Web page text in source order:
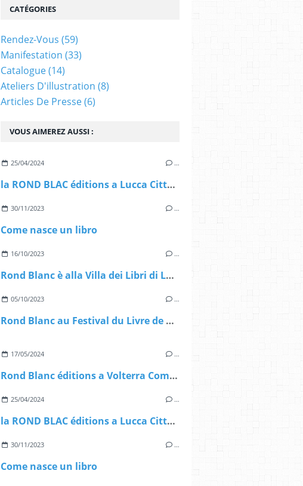
VOUS AIMEREZ AUSSI :
25/04/2024 …
la ROND BLAC éditions a Lucca Città della Carta
30/11/2023 …
Come nasce un libro
16/10/2023 …
Rond Blanc è alla Villa dei Libri di Lucca
05/10/2023 …
Rond Blanc au Festival du Livre de Mouans Sartoux 2023
17/05/2024 …
Rond Blanc éditions a Volterra Comics & Fantasy 2024
25/04/2024 …
la ROND BLAC éditions a Lucca Città della Carta
30/11/2023 …
Come nasce un libro
CATÉGORIES
Rendez-Vous (59)
Manifestation (33)
Catalogue(14)
Ateliers D'illustration (8)
Articles De Presse(6)